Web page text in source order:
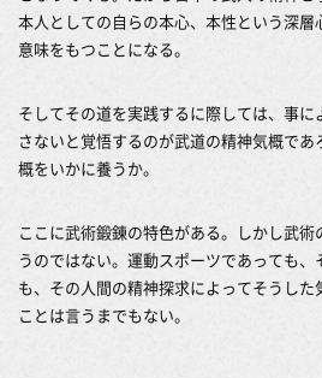
本人としての自らの本心、本性という深
意味をもつことになる。
そしてその道を実践するに際しては、事
さないと覚悟するのが武道の精神気概で
概をいかに養うか。
ここに武術鍛錬の特色がある。しかし武
うのではない。運動スポーツであっても
も、その人間の精神探求によってそうし
ことは言うまでもない。